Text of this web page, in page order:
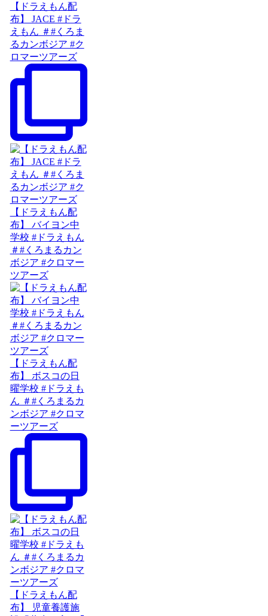
【ドラえもん配
布】 JACE #ドラ
えもん ＃#くろま
るカンボジア #ク
ロマーツアーズ
【ドラえもん配
布】 バイヨン中
学校 #ドラえもん
＃#くろまるカン
ボジア #クロマー
ツアーズ
【ドラえもん配
布】 ボスコの日
曜学校 #ドラえも
ん ＃#くろまるカ
ンボジア #クロマ
ーツアーズ
【ドラえもん配
布】 児童養護施